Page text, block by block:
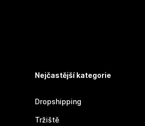
Nejčastější kategorie
Dropshipping
Tržiště